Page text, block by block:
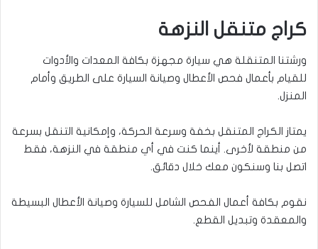
كراج متنقل النزهة
ورشتنا المتنقلة هي سيارة مجهزة بكافة المعدات والأدوات
للقيام بأعمال فحص الأعطال وصيانة السيارة على الطريق وأمام
المنزل.
يمتاز الكراج المتنقل بخفة وسرعة الحركة، وإمكانية التنقل بسرعة
من منطقة لأخرى. أينما كنت في أي منطقة في النزهة، فقط
اتصل بنا وسنكون معك خلال دقائق.
نقوم بكافة أعمال الفحص الشامل للسيارة وصيانة الأعطال البسيطة
والمعقدة وتبديل القطع.